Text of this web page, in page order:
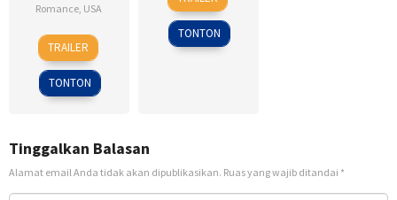
Romance, USA
6
Feb
2009
Ken
Kwapis
TRAILER
TONTON
Feb
2007
Robbins
TONTON
Tinggalkan Balasan
Alamat email Anda tidak akan dipublikasikan. Ruas yang wajib ditandai *